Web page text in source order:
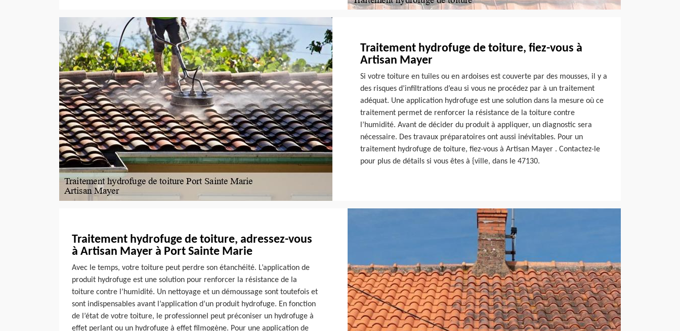
Traitement hydrofuge de toiture, fiez-vous à
Artisan Mayer
Si votre toiture en tuiles ou en ardoises est couverte par des mousses, il y a
des risques d’infiltrations d’eau si vous ne procédez par à un traitement
adéquat. Une application hydrofuge est une solution dans la mesure où ce
traitement permet de renforcer la résistance de la toiture contre
l’humidité. Avant de décider du produit à appliquer, un diagnostic sera
nécessaire. Des travaux préparatoires ont aussi inévitables. Pour un
traitement hydrofuge de toiture, fiez-vous à Artisan Mayer . Contactez-le
pour plus de détails si vous êtes à {ville, dans le 47130.
Traitement hydrofuge de toiture, adressez-vous
à Artisan Mayer à Port Sainte Marie
Avec le temps, votre toiture peut perdre son étanchéité. L’application de
produit hydrofuge est une solution pour renforcer la résistance de la
toiture contre l’humidité. Un nettoyage et un démoussage sont toutefois et
sont indispensables avant l’application d’un produit hydrofuge. En fonction
de l’état de votre toiture, le professionnel peut préconiser un hydrofuge à
effet perlant ou un hydrofuge à effet filmogène. Pour une application de